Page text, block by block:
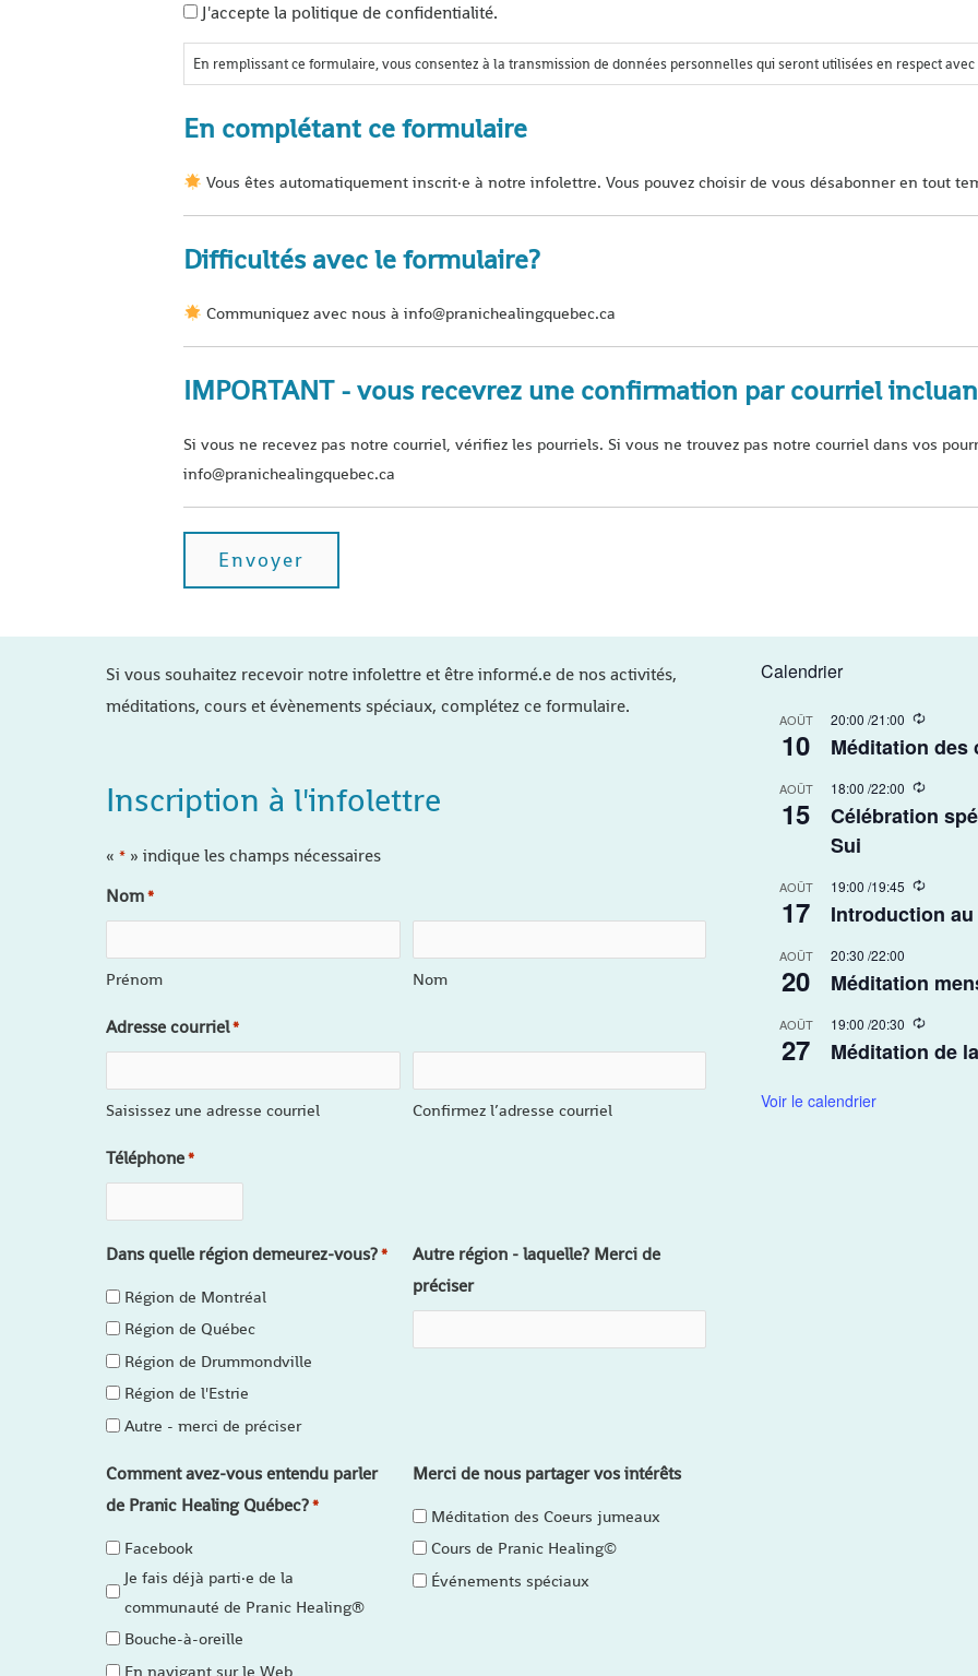
J'accepte la politique de confidentialité.
En remplissant ce formulaire, vous consentez à la transmission de données personnelles qui seront utilisées en respect
En complétant ce formulaire
Vous êtes automatiquement inscrit·e à notre infolettre. Vous pouvez choisir de vous désabonner en tout
Difficultés avec le formulaire?
Communiquez avec nous à info@pranichealingquebec.ca
IMPORTANT - vous recevrez une confirmation par courriel
Si vous ne recevez pas notre courriel, vérifiez les pourriels. Si vous ne trouvez pas notre courriel dans vos
info@pranichealingquebec.ca
Si vous souhaitez recevoir notre infolettre et être informé.e de nos activités,
méditations, cours et évènements spéciaux, complétez ce formulaire.
Inscription à l'infolettre
« * » indique les champs nécessaires
Nom*
Prénom Nom
Adresse courriel*
Saisissez une adresse courriel Confirmez l’adresse courriel
Téléphone*
Dans quelle région demeurez-vous?*
Région de Montréal
Région de Québec
Région de Drummondville
Région de l'Estrie
Autre - merci de préciser
Autre région - laquelle? Merci de
préciser
Comment avez-vous entendu parler
de Pranic Healing Québec?*
Facebook
Je fais déjà parti·e de la
communauté de Pranic Healing®
Bouche-à-oreille
En navigant sur le Web
Merci de nous partager vos intérêts
Méditation des Coeurs jumeaux
Cours de Pranic Healing©
Événements spéciaux
Calendrier
AOÛT
10
20:00 /21:00
R
c
r
i
Méditation des
AOÛT
15
18:00 /22:00
R
c
i
n
g
Célébration
Sui​
AOÛT
17
19:00 /19:45
R
c
i
g
Introduction
AOÛT
20
20:30 /22:00
Méditation
AOÛT
27
19:00 /20:30
R
c
Méditation de
Voir le calendrier